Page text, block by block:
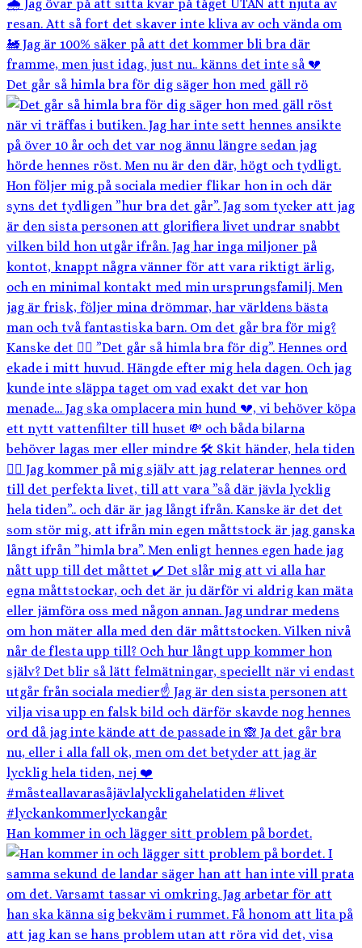
Det går så himla bra för dig säger hon med gäll rö
Han kommer in och lägger sitt problem på bordet.